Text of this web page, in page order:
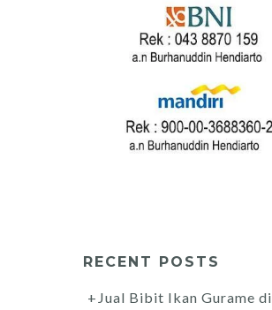
RECENT POSTS
Jual Bibit Ikan Gurame di